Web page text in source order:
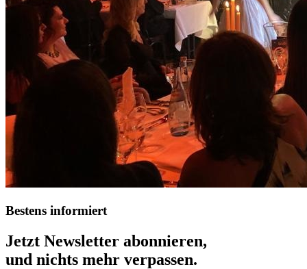
Bestens informiert
Jetzt Newsletter abonnieren,
und nichts mehr verpassen.